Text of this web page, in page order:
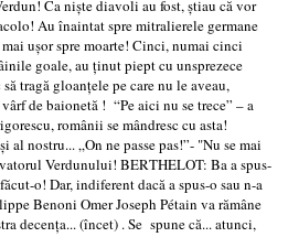
Ca nişte diavoli au fost, ştiau că vor
Au înaintat spre mitralierele germane
uşor spre moarte! Cinci, numai cinci
goale, au ţinut piept cu unsprezece
tragă gloanţele pe care nu le aveau,
de baionetă ! “Pe aici nu se trece” – a
românii se mândresc cu asta!
nostru... „On ne passe pas!”- "Nu se mai
Verdunului! BERTHELOT: Ba a spus-
o! Dar, indiferent dacă a spus-o sau n-a
Benoni Omer Joseph Pétain va rămâne
decenţa... (încet) . Se spune că... atunci,